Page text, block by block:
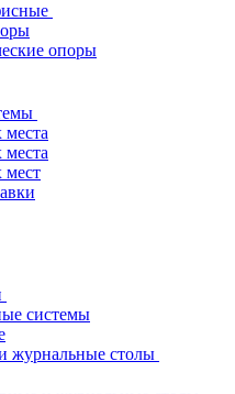
опоры
места
места
мест
системы
журнальные столы